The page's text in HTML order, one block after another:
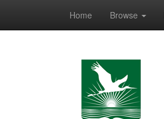
Home Browse